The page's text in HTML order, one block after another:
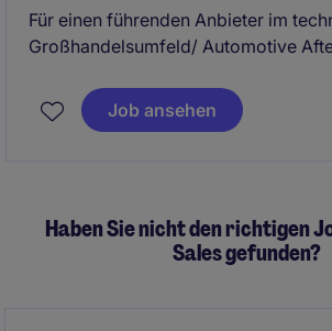
Für einen führenden Anbieter im
Großhandelsumfeld/ Automotive
etabliertes Vertriebsgebiet mit
strategisch weiterentwickelt und
Job ansehen
Haben Sie nicht den richtigen
Sales gefunden?